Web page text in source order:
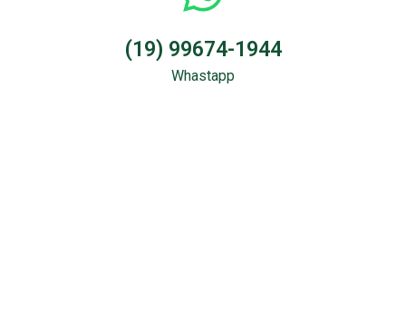
(19) 99674-1944
Whastapp